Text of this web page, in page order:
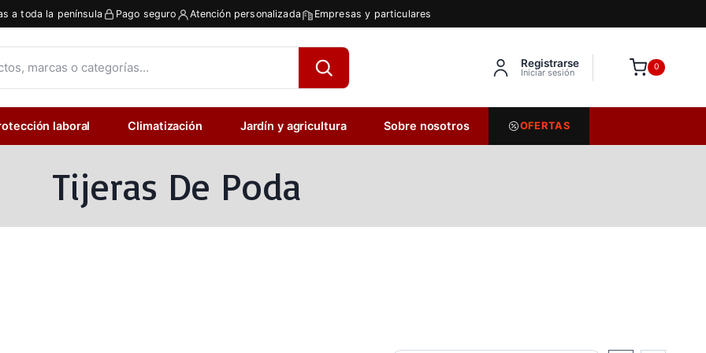
a toda la península Pago seguro Atención personalizada Empresas y particulares
Registrarse
Iniciar sesión 0
laboral Climatización Jardín y agricultura Sobre nosotros OFERTAS
Tijeras De Poda